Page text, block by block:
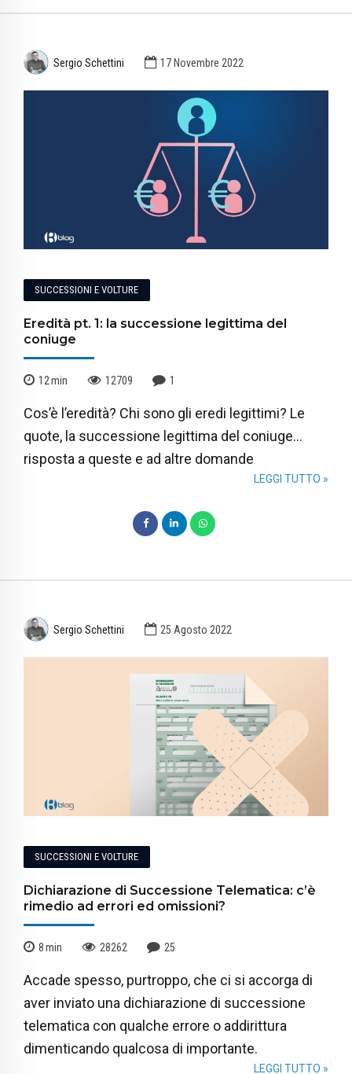
Sergio Schettini 17 Novembre 2022
SUCCESSIONI E VOLTURE
Eredità pt. 1: la successione legittima del
coniuge
12min 12709 1
Cos’è l’eredità? Chi sono gli eredi legittimi? Le
quote, la successione legittima del coniuge...
risposta a queste e ad altre domande
LEGGI TUTTO »
Sergio Schettini 25 Agosto 2022
SUCCESSIONI E VOLTURE
Dichiarazione di Successione Telematica: c’è
rimedio ad errori ed omissioni?
8min 28262 25
Accade spesso, purtroppo, che ci si accorga di
aver inviato una dichiarazione di successione
telematica con qualche errore o addirittura
dimenticando qualcosa di importante.
LEGGI TUTTO »